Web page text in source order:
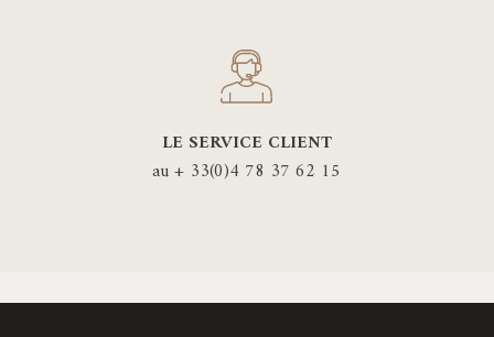
LE SERVICE CLIENT
au + 33(0)4 78 37 62 15